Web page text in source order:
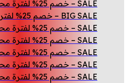
SALE – خصم 25% لفترة محدودة ⚡